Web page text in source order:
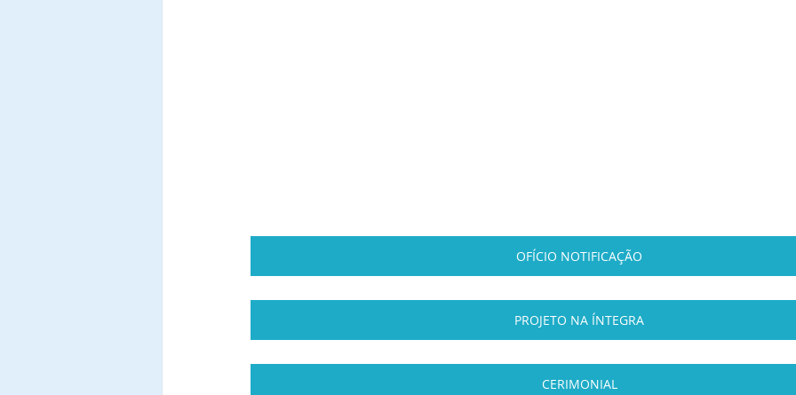
OFÍCIO NOTIFICAÇÃO
PROJETO NA ÍNTEGRA
CERIMONIAL